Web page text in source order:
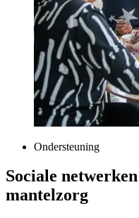
Ondersteuning
Sociale
mantelzorg